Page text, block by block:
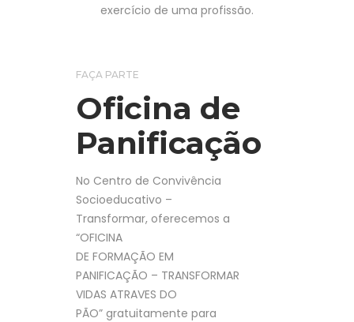
exercício de uma profissão.
FAÇA PARTE
Oficina de
Panificação
No Centro de Convivência
Socioeducativo –
Transformar, oferecemos a
“OFICINA
DE FORMAÇÃO EM
PANIFICAÇÃO – TRANSFORMAR
VIDAS ATRAVES DO
PÃO” gratuitamente para